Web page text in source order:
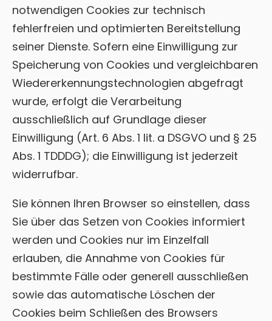
notwendigen Cookies zur technisch
fehlerfreien und optimierten Bereitstellung
seiner Dienste. Sofern eine Einwilligung zur
Speicherung von Cookies und vergleichbaren
Wiedererkennungstechnologien abgefragt
wurde, erfolgt die Verarbeitung
ausschließlich auf Grundlage dieser
Einwilligung (Art. 6 Abs. 1 lit. a DSGVO und § 25
Abs. 1 TDDDG); die Einwilligung ist jederzeit
widerrufbar.
Sie können Ihren Browser so einstellen, dass
Sie über das Setzen von Cookies informiert
werden und Cookies nur im Einzelfall
erlauben, die Annahme von Cookies für
bestimmte Fälle oder generell ausschließen
sowie das automatische Löschen der
Cookies beim Schließen des Browsers